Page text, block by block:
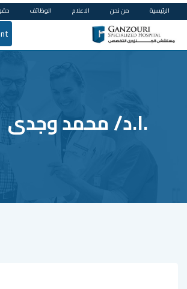
Skip
to
content
الرئيسية من نحن الاعلام الوظائف
.ا.د/ محمد وجدى